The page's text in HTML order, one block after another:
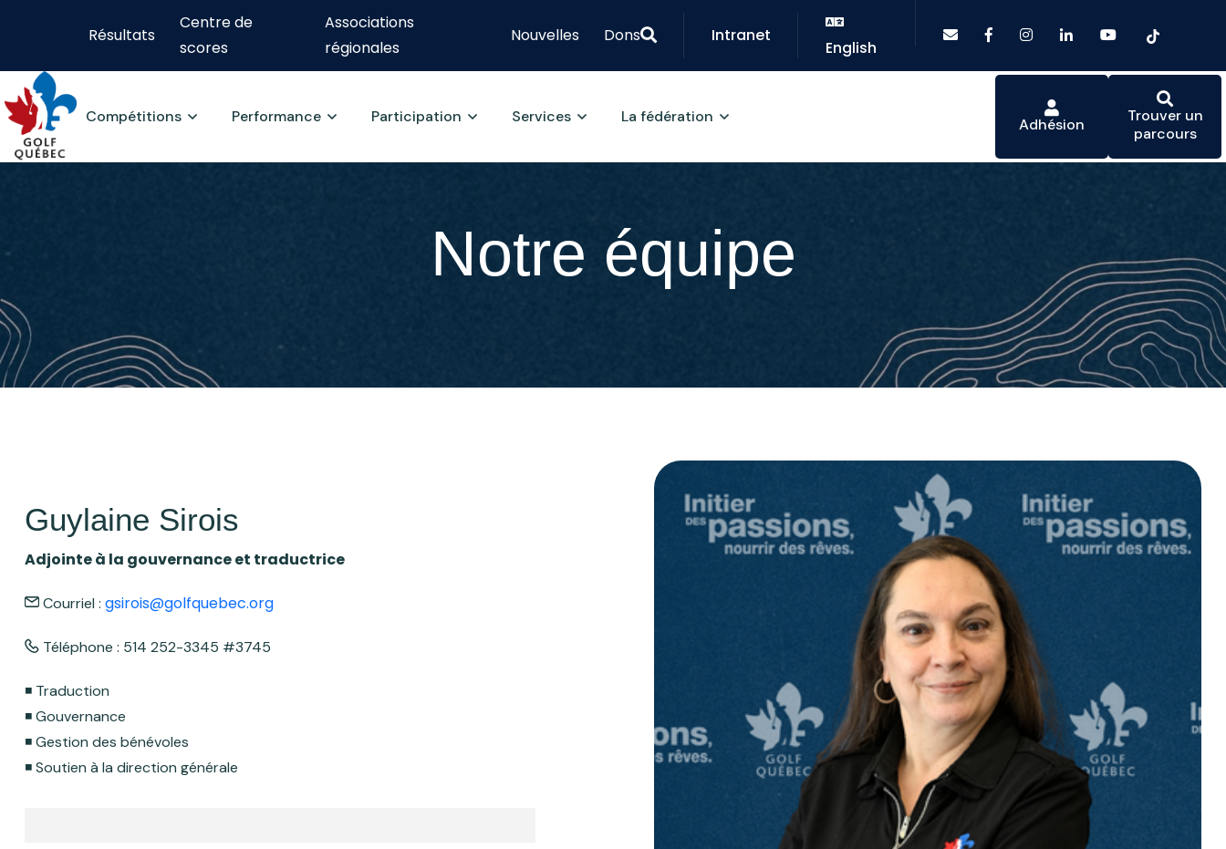
Résultats
Centre de
scores
Associations
régionales
Nouvelles Dons Intranet
English
Compétitions Performance Participation Services La fédération Adhésion
Trouver un
parcours
Notre équipe
Guylaine Sirois
Adjointe à la gouvernance et traductrice
Courriel : gsirois@golfquebec.org
Téléphone : 514 252-3345 #3745
◾️ Traduction
◾️ Gouvernance
◾️ Gestion des bénévoles
◾️ Soutien à la direction générale